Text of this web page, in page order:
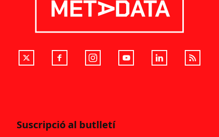
Suscripció al butlletí